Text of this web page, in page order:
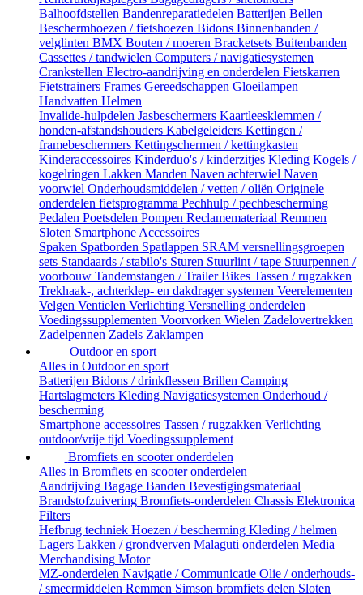
Balhoofdstellen Bandenreparatiedelen Batterijen Bellen
Beschermhoezen / fietshoezen Bidons Binnenbanden /
velglinten BMX Bouten / moeren Bracketsets Buitenbanden
Cassettes / tandwielen Computers / navigatiesystemen
Crankstellen Electro-aandrijving en onderdelen Fietskarren
Fietstrainers Frames Gereedschappen Gloeilampen
Handvatten Helmen
Invalide-hulpdelen Jasbeschermers Kaartleesklemmen /
honden-afstandshouders Kabelgeleiders Kettingen /
framebeschermers Kettingschermen / kettingkasten
Kinderaccessoires Kinderduo's / kinderzitjes Kleding Kogels /
kogelringen Lakken Manden Naven achterwiel Naven
voorwiel Onderhoudsmiddelen / vetten / oliën Originele
onderdelen fietsprogramma Pechhulp / pechbescherming
Pedalen Poetsdelen Pompen Reclamemateriaal Remmen
Sloten Smartphone Accessoires
Spaken Spatborden Spatlappen SRAM versnellingsgroepen
sets Standaards / stabilo's Sturen Stuurlint / tape Stuurpennen /
voorbouw Tandemstangen / Trailer Bikes Tassen / rugzakken
Trekhaak-, achterklep- en dakdrager systemen Veerelementen
Velgen Ventielen Verlichting Versnelling onderdelen
Voedingssupplementen Voorvorken Wielen Zadelovertrekken
Zadelpennen Zadels Zaklampen
Outdoor en sport
Alles in Outdoor en sport
Batterijen Bidons / drinkflessen Brillen Camping
Hartslagmeters Kleding Navigatiesystemen Onderhoud /
bescherming
Smartphone accessoires Tassen / rugzakken Verlichting
outdoor/vrije tijd Voedingssupplement
Bromfiets en scooter onderdelen
Alles in Bromfiets en scooter onderdelen
Aandrijving Bagage Banden Bevestigingsmateriaal
Brandstofzuivering Bromfiets-onderdelen Chassis Elektronica
Filters
Hefbrug techniek Hoezen / bescherming Kleding / helmen
Lagers Lakken / grondverven Malaguti onderdelen Media
Merchandising Motor
MZ-onderdelen Navigatie / Communicatie Olie / onderhouds-
/ smeermiddelen Remmen Simson bromfiets delen Sloten